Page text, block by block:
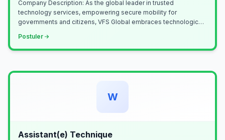
Company Description: As the global leader in trusted
technology services, empowering secure mobility for
governments and citizens, VFS Global embraces technological
Postuler
W
Assistant(e) Technique